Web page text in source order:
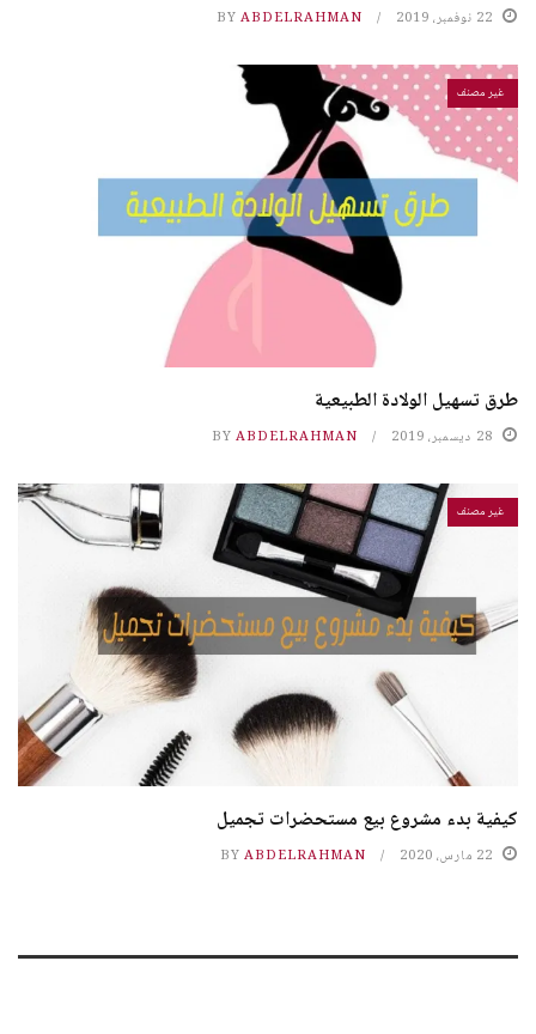
22 نوفمبر، 2019 BY ABDELRAHMAN
غير مصنف
طرق تسهيل الولادة الطبيعية
28 ديسمبر، 2019 BY ABDELRAHMAN
غير مصنف
كيفية بدء مشروع بيع مستحضرات تجميل
22 مارس، 2020 BY ABDELRAHMAN